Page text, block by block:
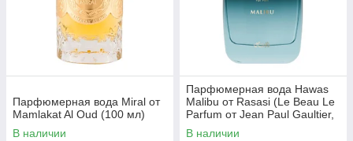
Парфюмерная вода Miral от
Mamlakat Al Oud (100 мл)
В наличии
Парфюмерная вода Hawas
Malibu от Rasasi (Le Beau Le
Parfum от Jean Paul Gaultier,
100 мл)
В наличии